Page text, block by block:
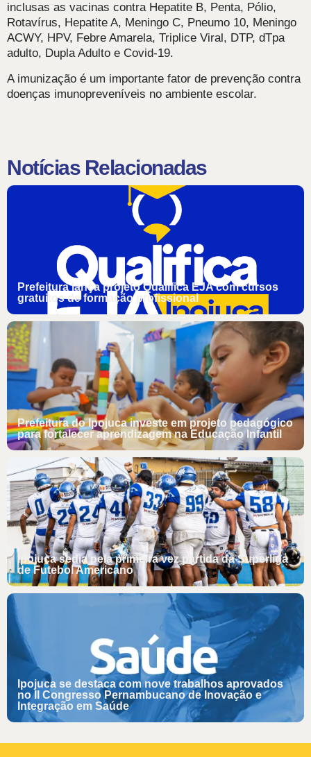
inclusas as vacinas contra Hepatite B, Penta, Pólio,
Rotavírus, Hepatite A, Meningo C, Pneumo 10, Meningo
ACWY, HPV, Febre Amarela, Triplice Viral, DTP, dTpa
adulto, Dupla Adulto e Covid-19.
A imunização é um importante fator de prevenção contra
doenças imunopreveníveis no ambiente escolar.
Notícias Relacionadas
Prefeitura lança projeto Qualifica EJA com cursos
gratuitos de formação profissional
Prefeitura do Ipojuca investe em projeto pedagógico
para fortalecer aprendizagem na Educação Infantil
Ipojuca sedia pela primeira vez partida da Superliga
de Futebol Americano
Ipojuca se destaca com nove trabalhos aprovados
no II Congresso Pernambucano de Inovação e
Integração em Saúde